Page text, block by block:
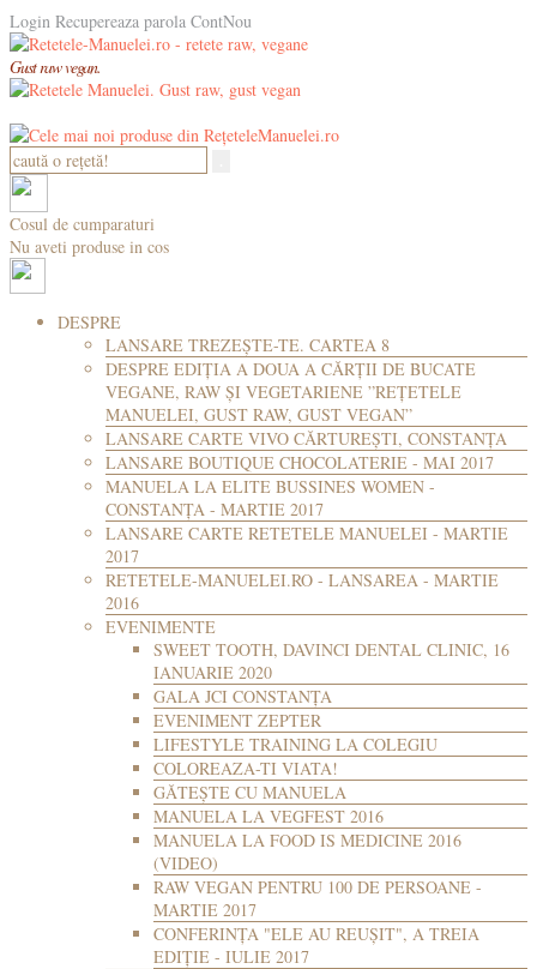
Login Recupereaza parola ContNou
Gust raw vegan.
Cosul de cumparaturi
Nu aveti produse in cos
DESPRE
LANSARE TREZEȘTE-TE. CARTEA 8
DESPRE EDIȚIA A DOUA A CĂRȚII DE BUCATE
VEGANE, RAW ȘI VEGETARIENE ”REȚETELE
MANUELEI, GUST RAW, GUST VEGAN”
LANSARE CARTE VIVO CĂRTUREȘTI, CONSTANȚA
LANSARE BOUTIQUE CHOCOLATERIE - MAI 2017
MANUELA LA ELITE BUSSINES WOMEN -
CONSTANȚA - MARTIE 2017
LANSARE CARTE RETETELE MANUELEI - MARTIE
2017
RETETELE-MANUELEI.RO - LANSAREA - MARTIE
2016
EVENIMENTE
SWEET TOOTH, DAVINCI DENTAL CLINIC, 16
IANUARIE 2020
GALA JCI CONSTANȚA
EVENIMENT ZEPTER
LIFESTYLE TRAINING LA COLEGIU
COLOREAZA-TI VIATA!
GĂTEȘTE CU MANUELA
MANUELA LA VEGFEST 2016
MANUELA LA FOOD IS MEDICINE 2016
(VIDEO)
RAW VEGAN PENTRU 100 DE PERSOANE -
MARTIE 2017
CONFERINȚA "ELE AU REUȘIT", A TREIA
EDIȚIE - IULIE 2017